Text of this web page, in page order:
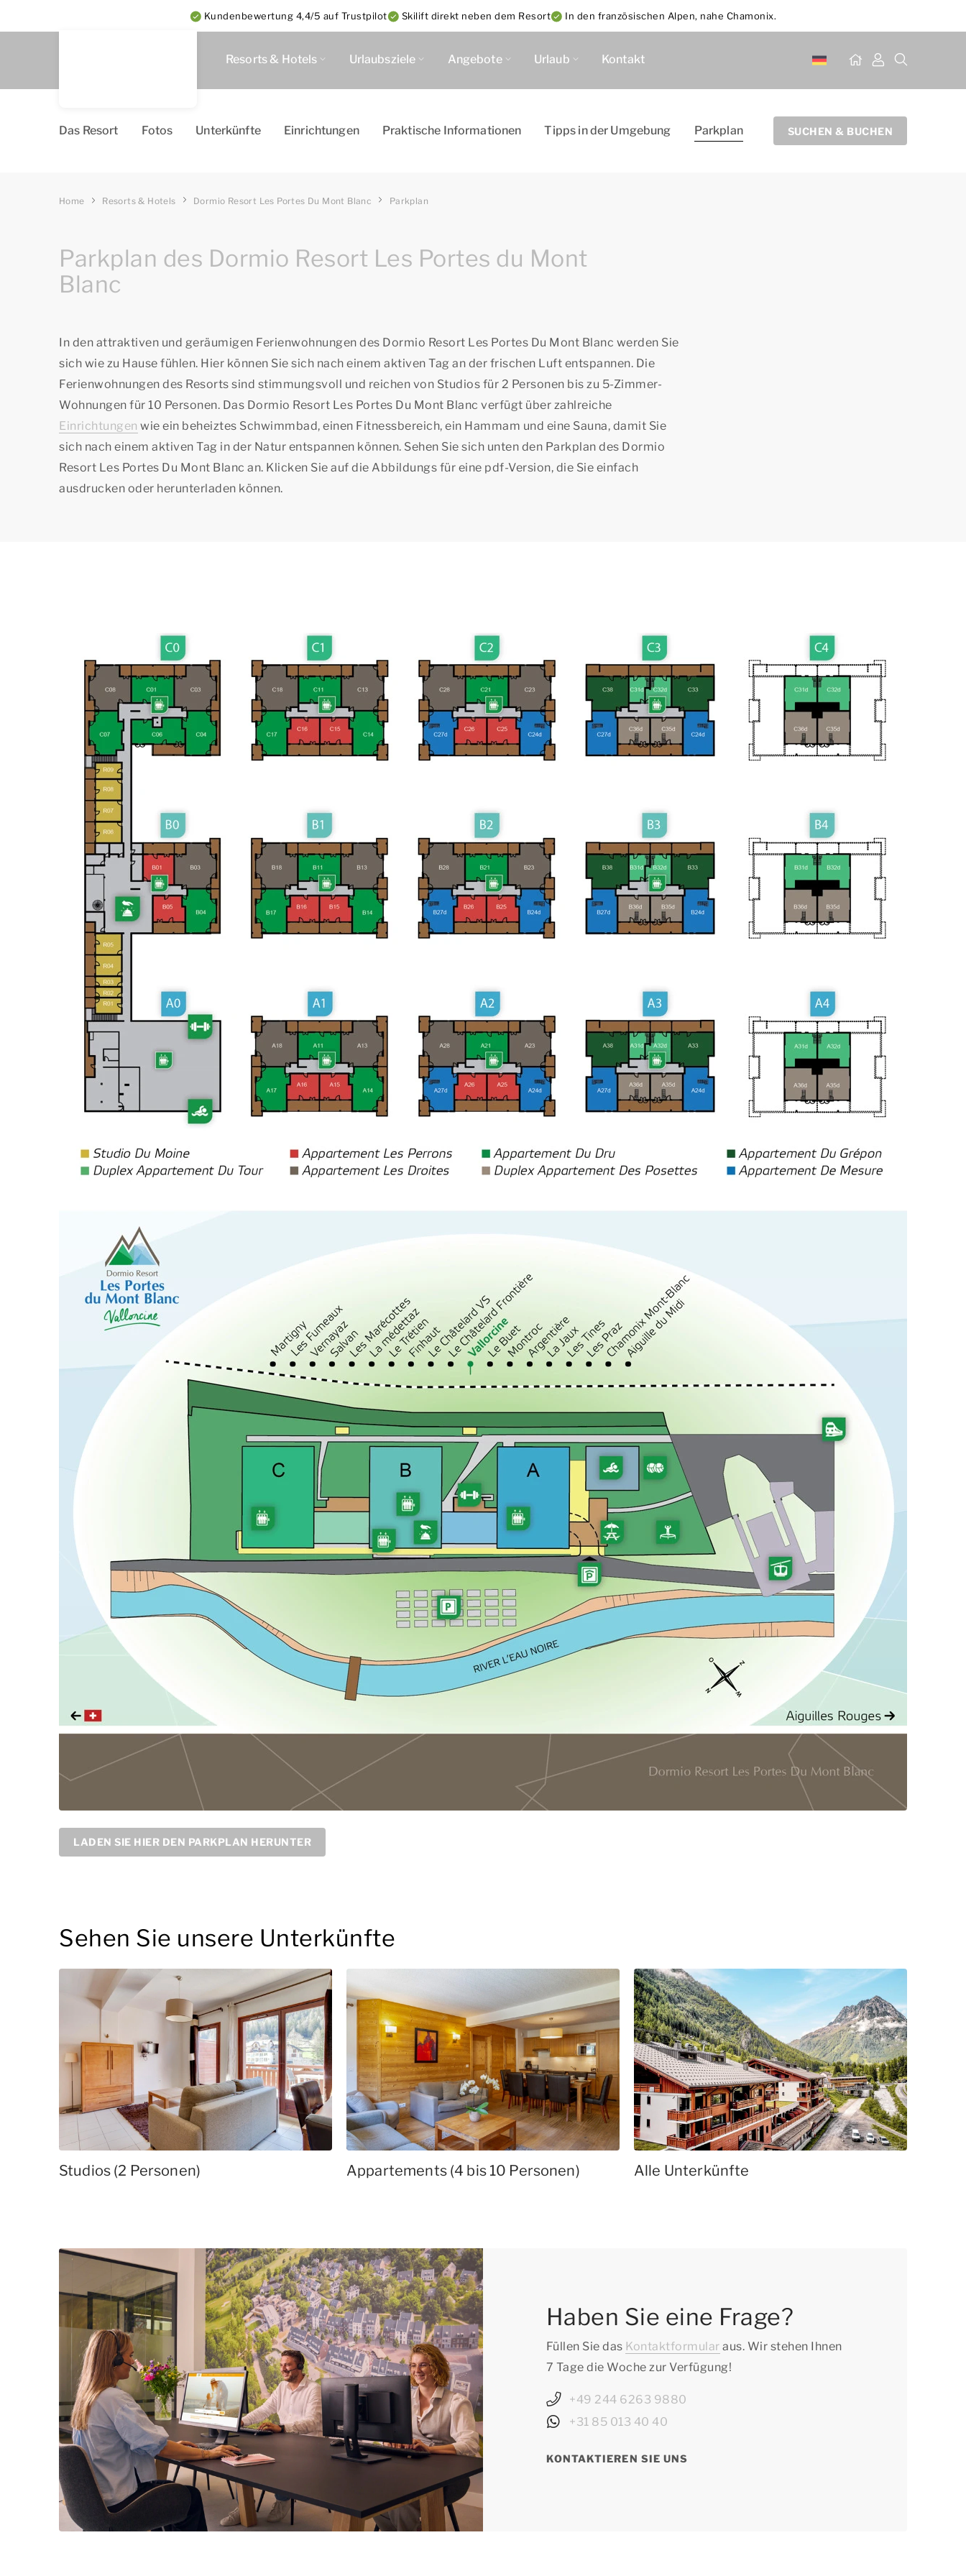
Kundenbewertung 4,4/5 auf Trustpilot Skilift direkt neben dem Resort In den französischen Alpen, nahe Chamonix.
Resorts & Hotels Urlaubsziele Angebote Urlaub Kontakt
Das Resort Fotos Unterkünfte Einrichtungen Praktische Informationen Tipps in der Umgebung Parkplan SUCHEN & BUCHEN
Home Resorts & Hotels Dormio Resort Les Portes Du Mont Blanc Parkplan
Parkplan des Dormio Resort Les Portes du Mont
Blanc
In den attraktiven und geräumigen Ferienwohnungen des Dormio Resort Les Portes Du Mont Blanc werden Sie
sich wie zu Hause fühlen. Hier können Sie sich nach einem aktiven Tag an der frischen Luft entspannen. Die
Ferienwohnungen des Resorts sind stimmungsvoll und reichen von Studios für 2 Personen bis zu 5-Zimmer-
Wohnungen für 10 Personen. Das Dormio Resort Les Portes Du Mont Blanc verfügt über zahlreiche
Einrichtungen wie ein beheiztes Schwimmbad, einen Fitnessbereich, ein Hammam und eine Sauna, damit Sie
sich nach einem aktiven Tag in der Natur entspannen können. Sehen Sie sich unten den Parkplan des Dormio
Resort Les Portes Du Mont Blanc an. Klicken Sie auf die Abbildungs für eine pdf-Version, die Sie einfach
ausdrucken oder herunterladen können.
LADEN SIE HIER DEN PARKPLAN HERUNTER
Sehen Sie unsere Unterkünfte
Studios (2 Personen) Appartements (4 bis 10 Personen) Alle Unterkünfte
Haben Sie eine Frage?
Füllen Sie das Kontaktformular aus. Wir stehen Ihnen
7 Tage die Woche zur Verfügung!
+49 244 6263 9880
+31 85 013 40 40
KONTAKTIEREN SIE UNS